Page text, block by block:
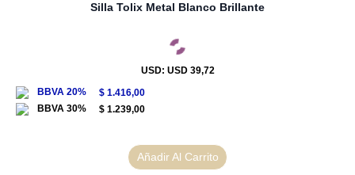
Silla Tolix Metal Blanco Brillante
USD: USD 39,72
$ 1.416,00
$ 1.239,00
Añadir Al Carrito